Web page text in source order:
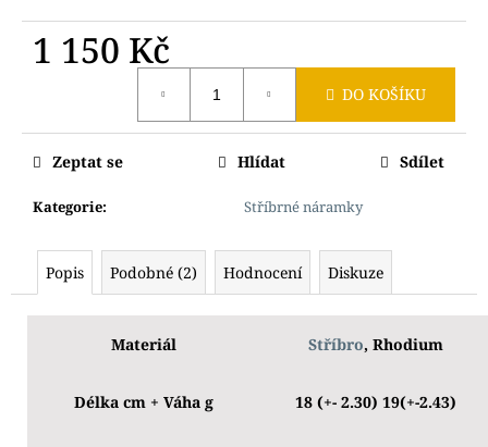
1 150 Kč
DO KOŠÍKU
Kategorie: Stříbrné náramky
Zeptat se Hlídat Sdílet
Popis Podobné (2) Hodnocení Diskuze
Materiál Stříbro, Rhodium
Délka cm + Váha g 18 (+- 2.30) 19(+-2.43)